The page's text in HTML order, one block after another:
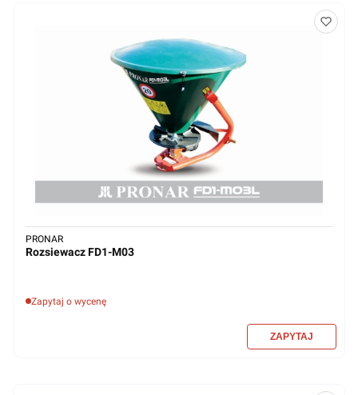
Rozsiewacz FD1-M03
Zapytaj o wycenę
PRONAR